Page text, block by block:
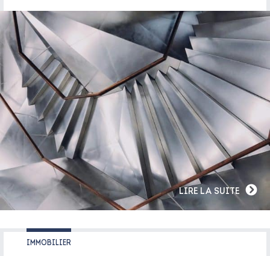
LIRE LA SUITE
IMMOBILIER